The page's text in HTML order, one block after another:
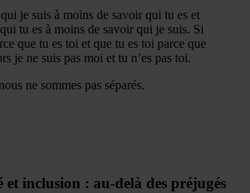
qui je suis à moins de savoir qui tu es et
tu es à moins de savoir qui je suis. Si
que tu es toi et que tu es toi parce que
je ne suis pas moi et tu n’es pas toi.
ne sommes pas séparés.
et inclusion : au-delà des préjugés